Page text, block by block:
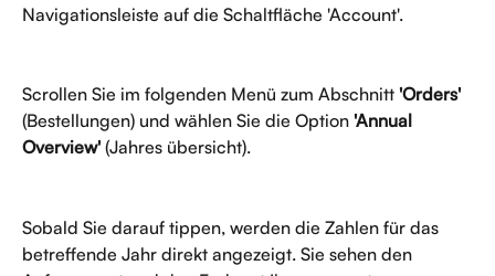
Navigationsleiste auf die Schaltfläche 'Account'.
Scrollen Sie im folgenden Menü zum Abschnitt 'Orders'
(Bestellungen) und wählen Sie die Option 'Annual
Overview' (Jahres übersicht).
Sobald Sie darauf tippen, werden die Zahlen für das
betreffende Jahr direkt angezeigt. Sie sehen den